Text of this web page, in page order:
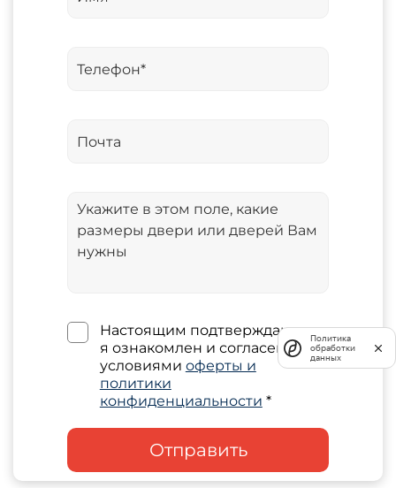
Настоящим подтверждаю, что
я ознакомлен и согласен с
условиями оферты и
политики
конфиденциальности *
Отправить
Политика
обработки
данных